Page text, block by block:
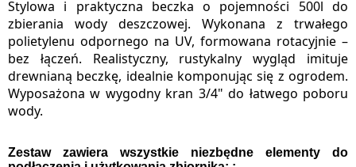
Stylowa i praktyczna beczka o pojemności 500l do
zbierania wody deszczowej. Wykonana z trwałego
polietylenu odpornego na UV, formowana rotacyjnie –
bez łączeń. Realistyczny, rustykalny wygląd imituje
drewnianą beczkę, idealnie komponując się z ogrodem.
Wyposażona w wygodny kran 3/4" do łatwego poboru
wody.
Zestaw zawiera wszystkie niezbędne elementy do